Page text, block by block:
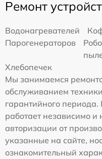
Ремонт
Водонагревателей
Парогенераторов
Хлебопечек
Мы занимаемся
обслуживанием
гарантийного
работает независимо
авторизации от
указанные на сайте,
ознакомительный